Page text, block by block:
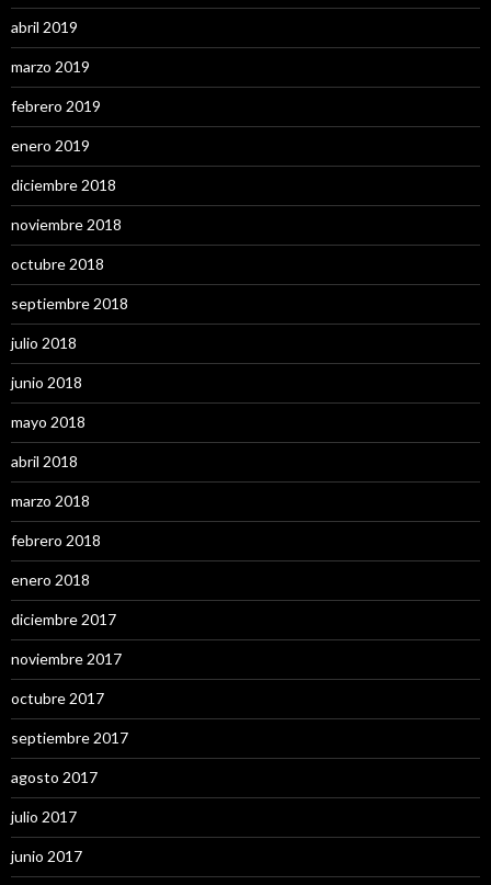
abril 2019
marzo 2019
febrero 2019
enero 2019
diciembre 2018
noviembre 2018
octubre 2018
septiembre 2018
julio 2018
junio 2018
mayo 2018
abril 2018
marzo 2018
febrero 2018
enero 2018
diciembre 2017
noviembre 2017
octubre 2017
septiembre 2017
agosto 2017
julio 2017
junio 2017